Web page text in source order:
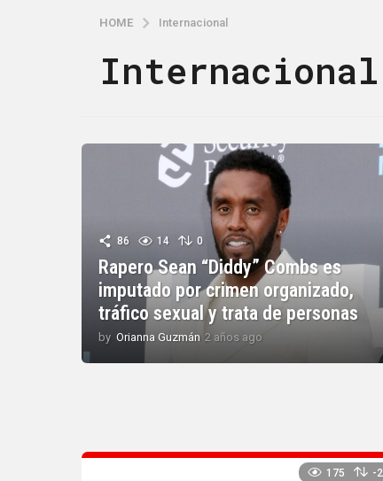
HOME Internacional
Internacional
86 14 0
Rapero Sean “Diddy” Combs es
imputado por crimen organizado,
tráfico sexual y trata de personas
by Orianna Guzmán 2 años ago
o
175 -2